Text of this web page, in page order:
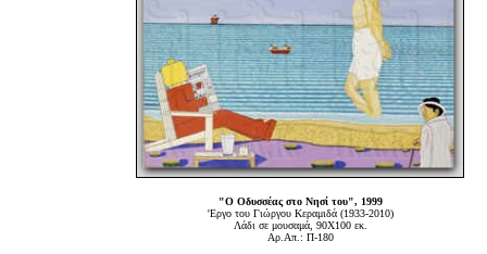
"Ο Οδυσσέας στο Νησί του", 1999
'Εργο του Γιώργου Κεραμιδά (1933-2010)
Λάδι σε μουσαμά, 90Χ100 εκ.
Αρ.Απ.: Π-180